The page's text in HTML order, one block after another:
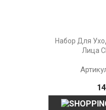
Набор Для
Лица